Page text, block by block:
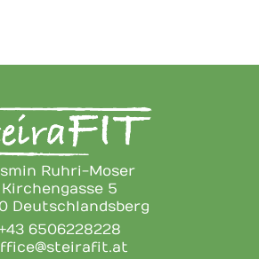
Ruhri-Moser
Kirchengasse 5
Deutschlandsberg
6506228228